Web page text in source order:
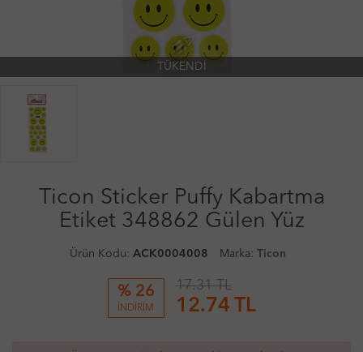
TÜKENDİ
Ticon Sticker Puffy Kabartma
Etiket 348862 Gülen Yüz
Ürün Kodu: ACK0004008 Marka: Ticon
% 26
İNDİRİM
17.31 TL
12.74 TL